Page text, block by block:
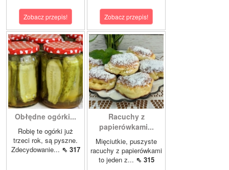
Zobacz przepis! Zobacz przepis!
Obłędne ogórki...
Robię te ogórki już
trzeci rok, są pyszne.
Zdecydowanie... ⇖ 317
Racuchy z
papierówkami...
Mięciutkie, puszyste
racuchy z papierówkami
to jeden z... ⇖ 315